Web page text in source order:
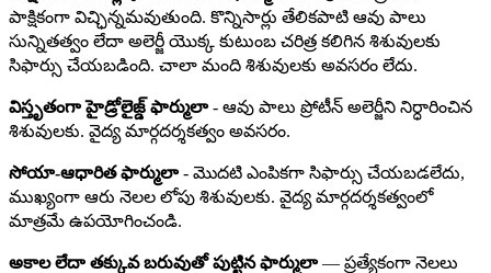
పాక్షికంగా విచ్ఛిన్నమవుతుంది. కొన్నిసార్లు తేలికపాటి ఆవు పాలు
సున్నితత్వం లేదా అలెర్జీ యొక్క కుటుంబ చరిత్ర కలిగిన శిశువులకు
సిఫార్సు చేయబడింది. చాలా మంది శిశువులకు అవసరం లేదు.
విస్తృతంగా హైడ్రోలైజ్డ్ ఫార్ములా - ఆవు పాలు ప్రోటీన్ అలెర్జీని నిర్ధారించిన
శిశువులకు. వైద్య మార్గదర్శకత్వం అవసరం.
సోయా-ఆధారిత ఫార్ములా - మొదటి ఎంపికగా సిఫార్సు చేయబడలేదు,
ముఖ్యంగా ఆరు నెలల లోపు శిశువులకు. వైద్య మార్గదర్శకత్వంలో
మాత్రమే ఉపయోగించండి.
అకాల లేదా తక్కువ బరువుతో పుట్టిన ఫార్ములా — ప్రత్యేకంగా నెలలు